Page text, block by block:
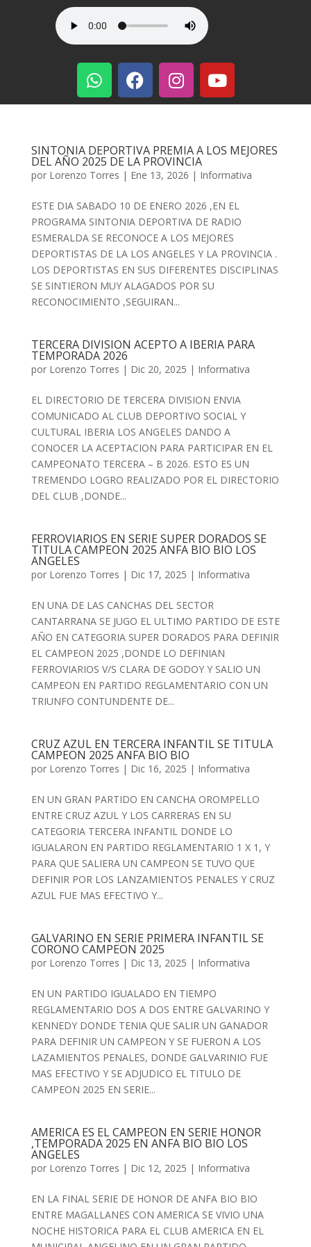
SINTONIA DEPORTIVA PREMIA A LOS MEJORES
DEL AÑO 2025 DE LA PROVINCIA
por Lorenzo Torres | Ene 13, 2026 | Informativa
ESTE DIA SABADO 10 DE ENERO 2026 ,EN EL
PROGRAMA SINTONIA DEPORTIVA DE RADIO
ESMERALDA SE RECONOCE A LOS MEJORES
DEPORTISTAS DE LA LOS ANGELES Y LA PROVINCIA .
LOS DEPORTISTAS EN SUS DIFERENTES DISCIPLINAS
SE SINTIERON MUY ALAGADOS POR SU
RECONOCIMIENTO ,SEGUIRAN...
TERCERA DIVISION ACEPTO A IBERIA PARA
TEMPORADA 2026
por Lorenzo Torres | Dic 20, 2025 | Informativa
EL DIRECTORIO DE TERCERA DIVISION ENVIA
COMUNICADO AL CLUB DEPORTIVO SOCIAL Y
CULTURAL IBERIA LOS ANGELES DANDO A
CONOCER LA ACEPTACION PARA PARTICIPAR EN EL
CAMPEONATO TERCERA – B 2026. ESTO ES UN
TREMENDO LOGRO REALIZADO POR EL DIRECTORIO
DEL CLUB ,DONDE...
FERROVIARIOS EN SERIE SUPER DORADOS SE
TITULA CAMPEON 2025 ANFA BIO BIO LOS
ANGELES
por Lorenzo Torres | Dic 17, 2025 | Informativa
EN UNA DE LAS CANCHAS DEL SECTOR
CANTARRANA SE JUGO EL ULTIMO PARTIDO DE ESTE
AÑO EN CATEGORIA SUPER DORADOS PARA DEFINIR
EL CAMPEON 2025 ,DONDE LO DEFINIAN
FERROVIARIOS V/S CLARA DE GODOY Y SALIO UN
CAMPEON EN PARTIDO REGLAMENTARIO CON UN
TRIUNFO CONTUNDENTE DE...
CRUZ AZUL EN TERCERA INFANTIL SE TITULA
CAMPEON 2025 ANFA BIO BIO
por Lorenzo Torres | Dic 16, 2025 | Informativa
EN UN GRAN PARTIDO EN CANCHA OROMPELLO
ENTRE CRUZ AZUL Y LOS CARRERAS EN SU
CATEGORIA TERCERA INFANTIL DONDE LO
IGUALARON EN PARTIDO REGLAMENTARIO 1 X 1, Y
PARA QUE SALIERA UN CAMPEON SE TUVO QUE
DEFINIR POR LOS LANZAMIENTOS PENALES Y CRUZ
AZUL FUE MAS EFECTIVO Y...
GALVARINO EN SERIE PRIMERA INFANTIL SE
CORONO CAMPEON 2025
por Lorenzo Torres | Dic 13, 2025 | Informativa
EN UN PARTIDO IGUALADO EN TIEMPO
REGLAMENTARIO DOS A DOS ENTRE GALVARINO Y
KENNEDY DONDE TENIA QUE SALIR UN GANADOR
PARA DEFINIR UN CAMPEON Y SE FUERON A LOS
LAZAMIENTOS PENALES, DONDE GALVARINIO FUE
MAS EFECTIVO Y SE ADJUDICO EL TITULO DE
CAMPEON 2025 EN SERIE...
AMERICA ES EL CAMPEON EN SERIE HONOR
,TEMPORADA 2025 EN ANFA BIO BIO LOS
ANGELES
por Lorenzo Torres | Dic 12, 2025 | Informativa
EN LA FINAL SERIE DE HONOR DE ANFA BIO BIO
ENTRE MAGALLANES CON AMERICA SE VIVIO UNA
NOCHE HISTORICA PARA EL CLUB AMERICA EN EL